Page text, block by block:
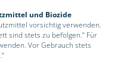
und Biozide
vorsichtig verwenden.
sind stets zu befolgen.“ Für
Vor Gebrauch stets